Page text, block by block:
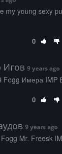
­­­m­­y­­ ­y­­o­­u­­­n­­­g­ ­­­s­e­­­x­y­
0
Игов 9 years ago
Имера IMP
0
9 years ago
Mr. Freesk